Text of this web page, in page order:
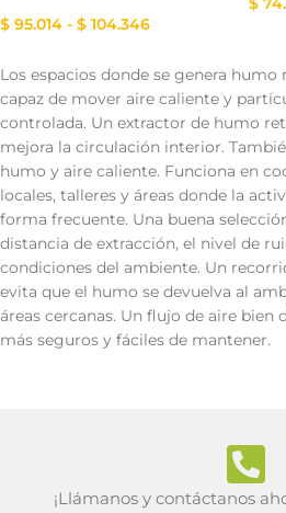
$ 95.014 - $ 104.346
Los espacios donde se genera
capaz de mover aire caliente y
controlada. Un extractor de humo
mejora la circulación interior.
humo y aire caliente. Funciona en
locales, talleres y áreas donde la
forma frecuente. Una buena
distancia de extracción, el nivel de
condiciones del ambiente. Un
evita que el humo se devuelva al
áreas cercanas. Un flujo de aire
más seguros y fáciles de mantener.
¡Llámanos y contáctanos